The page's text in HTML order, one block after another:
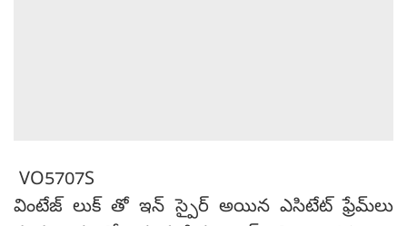
VO5707S
వింటేజ్ లుక్ తో ఇన్ స్పైర్ అయిన ఎసిటేట్ ఫ్రేమ్‌లు